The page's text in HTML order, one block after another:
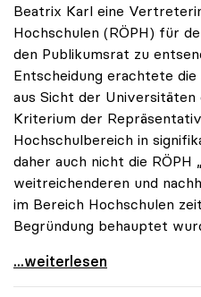
Beatrix Karl eine
Hochschulen (RÖPH) für
den Publikumsrat zu
Entscheidung erachtete
aus Sicht der Universitäten
Kriterium der
Hochschulbereich in
daher auch nicht die
weitreichenderen und
im Bereich Hochschulen
Begründung behauptet
ORF-Publikumsrat:
...weiterlesen